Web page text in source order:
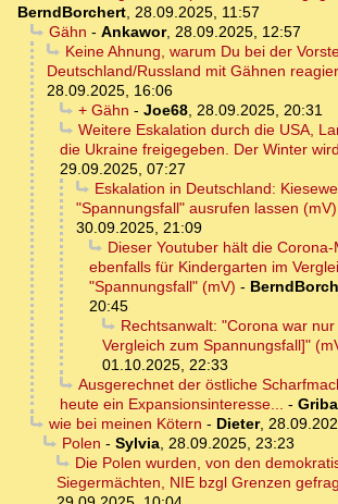
BerndBorchert 28.09.2025, 11:57
Gähn - Ankawor, 28.09.2025, 12:57
Keine Ahnung, warum Du bei der
Deutschland/Russland mit Gähnen
28.09.2025, 16:06
+ Gähn - Joe68, 28.09.2025, 20:31
Weitere Eskalation durch die USA,
die Ukraine freigegeben. Der Winter
29.09.2025, 07:27
Eskalation in Deutschland:
"Spannungsfall" ausrufen lassen (mV)
30.09.2025, 21:09
Dieser Youtuber hält die
ebenfalls für Kindergarten im
"Spannungsfall" (mV) -
20:45
Rechtsanwalt: "Corona war
Vergleich zum Spannungsfall]"
01.10.2025, 22:33
Ausgerechnet der östliche
heute ein Expansionsinteresse...
- Griba
wie bei meinen Kötern - Dieter,
Polen - Sylvia, 28.09.2025, 23:23
Die Polen wurden, von den
Siegermächten, NIE bzgl Grenzen